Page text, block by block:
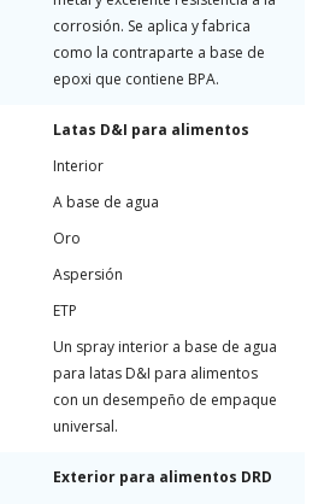
corrosión. Se aplica y fabrica
como la contraparte a base de
epoxi que contiene BPA.
Latas D&I para alimentos
Interior
A base de agua
Oro
Aspersión
ETP
Un spray interior a base de agua
para latas D&I para alimentos
con un desempeño de empaque
universal.
Exterior para alimentos DRD